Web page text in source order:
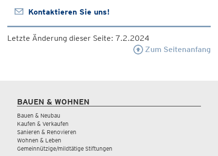
Kontaktieren Sie uns!
Letzte Änderung dieser Seite: 7.2.2024
Zum Seitenanfang
BAUEN & WOHNEN
Bauen & Neubau
Kaufen & Verkaufen
Sanieren & Renovieren
Wohnen & Leben
Gemeinnützige/mildtätige Stiftungen